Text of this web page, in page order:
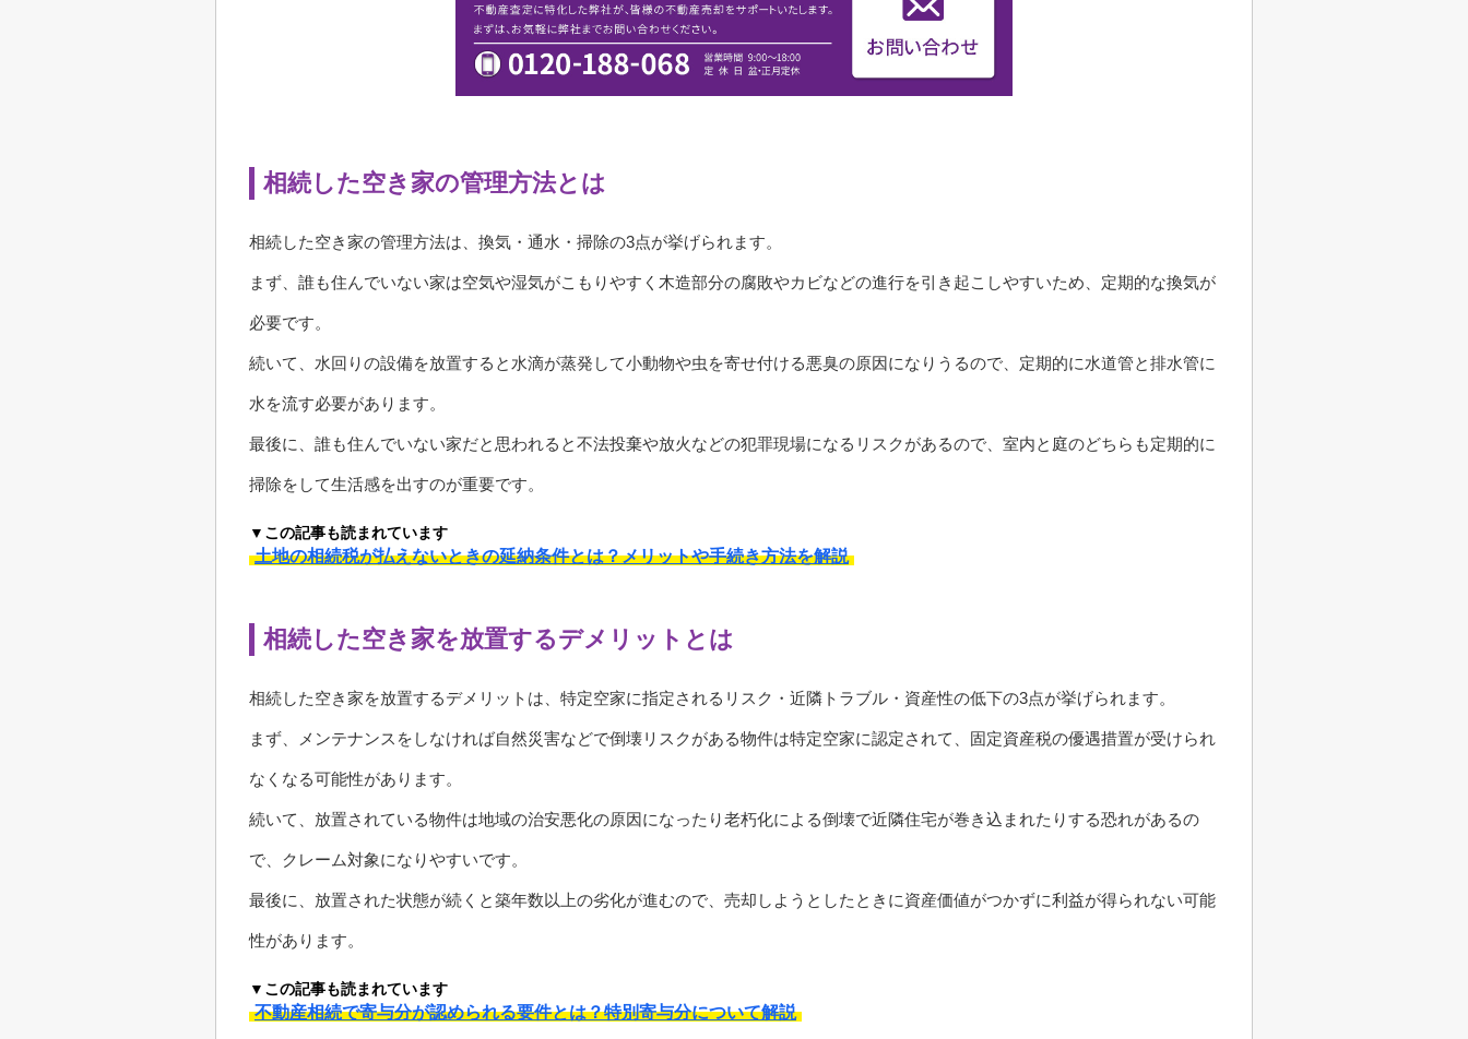
相続した空き家の管理方法とは
相続した空き家の管理方法は、換気・通水・掃除の3点が挙げられます。
まず、誰も住んでいない家は空気や湿気がこもりやすく木造部分の腐敗やカビなどの進行を引き起こしやすいため、定期的な換気が
必要です。
続いて、水回りの設備を放置すると水滴が蒸発して小動物や虫を寄せ付ける悪臭の原因になりうるので、定期的に水道管と排水管に
水を流す必要があります。
最後に、誰も住んでいない家だと思われると不法投棄や放火などの犯罪現場になるリスクがあるので、室内と庭のどちらも定期的に
掃除をして生活感を出すのが重要です。
▼この記事も読まれています
土地の相続税が払えないときの延納条件とは？メリットや手続き方法を解説
相続した空き家を放置するデメリットとは
相続した空き家を放置するデメリットは、特定空家に指定されるリスク・近隣トラブル・資産性の低下の3点が挙げられます。
まず、メンテナンスをしなければ自然災害などで倒壊リスクがある物件は特定空家に認定されて、固定資産税の優遇措置が受けられ
なくなる可能性があります。
続いて、放置されている物件は地域の治安悪化の原因になったり老朽化による倒壊で近隣住宅が巻き込まれたりする恐れがあるの
で、クレーム対象になりやすいです。
最後に、放置された状態が続くと築年数以上の劣化が進むので、売却しようとしたときに資産価値がつかずに利益が得られない可能
性があります。
▼この記事も読まれています
不動産相続で寄与分が認められる要件とは？特別寄与分について解説